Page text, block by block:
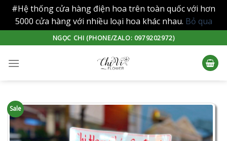
#Hệ thống cửa hàng điện hoa trên toàn quốc với hơn
5000 cửa hàng với nhiều loại hoa khác nhau. Bỏ qua
to
content
NGỌC CHI (PHONE/ZALO: 0979202972)
Sale